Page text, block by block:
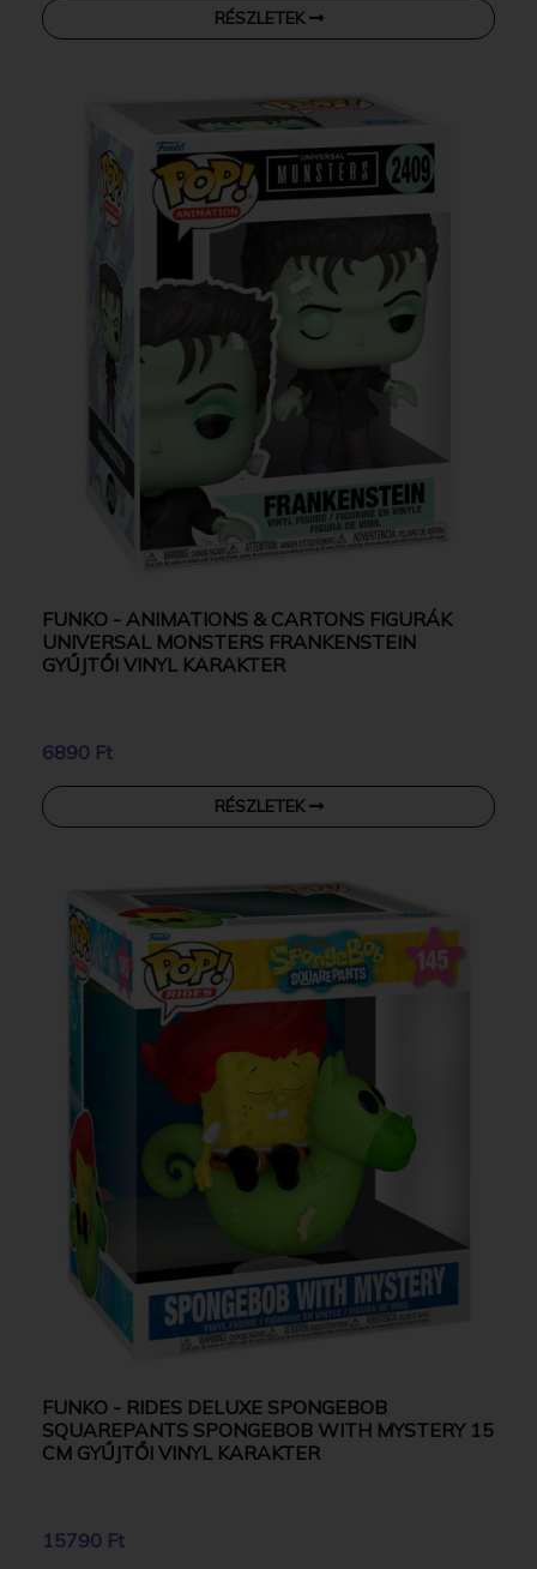
RÉSZLETEK
FUNKO - ANIMATIONS & CARTONS FIGURÁK
UNIVERSAL MONSTERS FRANKENSTEIN
GYŰJTŐI VINYL KARAKTER
6890 Ft
RÉSZLETEK
FUNKO - RIDES DELUXE SPONGEBOB
SQUAREPANTS SPONGEBOB WITH MYSTERY 15
CM GYŰJTŐI VINYL KARAKTER
15790 Ft